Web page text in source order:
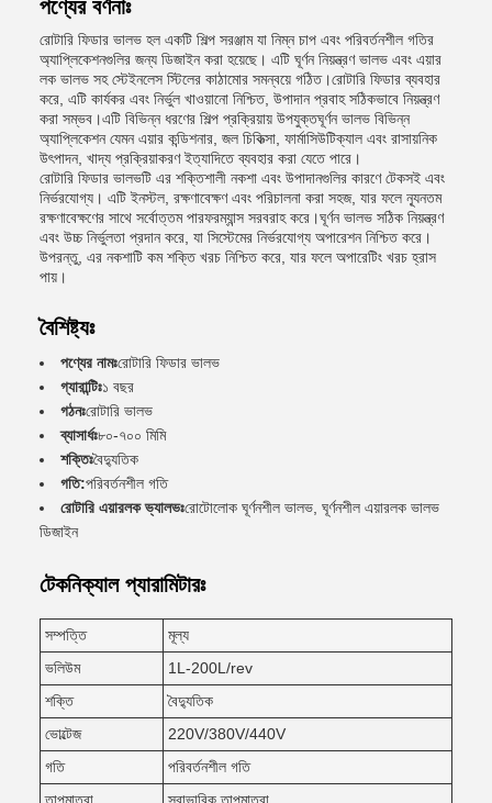
পণ্যের বর্ণনাঃ
রোটারি ফিডার ভালভ হল একটি শিল্প সরঞ্জাম যা নিম্ন চাপ এবং পরিবর্তনশীল গতির
অ্যাপ্লিকেশনগুলির জন্য ডিজাইন করা হয়েছে। এটি ঘূর্ণন নিয়ন্ত্রণ ভালভ এবং এয়ার
লক ভালভ সহ স্টেইনলেস স্টিলের কাঠামোর সমন্বয়ে গঠিত।রোটারি ফিডার ব্যবহার
করে, এটি কার্যকর এবং নির্ভুল খাওয়ানো নিশ্চিত, উপাদান প্রবাহ সঠিকভাবে নিয়ন্ত্রণ
করা সম্ভব।এটি বিভিন্ন ধরণের শিল্প প্রক্রিয়ায় উপযুক্তঘূর্ণন ভালভ বিভিন্ন
অ্যাপ্লিকেশন যেমন এয়ার কন্ডিশনার, জল চিকিত্সা, ফার্মাসিউটিক্যাল এবং রাসায়নিক
উৎপাদন, খাদ্য প্রক্রিয়াকরণ ইত্যাদিতে ব্যবহার করা যেতে পারে।
রোটারি ফিডার ভালভটি এর শক্তিশালী নকশা এবং উপাদানগুলির কারণে টেকসই এবং
নির্ভরযোগ্য। এটি ইনস্টল, রক্ষণাবেক্ষণ এবং পরিচালনা করা সহজ, যার ফলে ন্যূনতম
রক্ষণাবেক্ষণের সাথে সর্বোত্তম পারফরম্যান্স সরবরাহ করে।ঘূর্ণন ভালভ সঠিক নিয়ন্ত্রণ
এবং উচ্চ নির্ভুলতা প্রদান করে, যা সিস্টেমের নির্ভরযোগ্য অপারেশন নিশ্চিত করে।
উপরন্তু, এর নকশাটি কম শক্তি খরচ নিশ্চিত করে, যার ফলে অপারেটিং খরচ হ্রাস
পায়।
বৈশিষ্ট্যঃ
পণ্যের নামঃরোটারি ফিডার ভালভ
গ্যারান্টিঃ১ বছর
গঠনঃরোটারি ভালভ
ব্যাসার্ধঃ৮০-৭০০ মিমি
শক্তিঃবৈদ্যুতিক
গতি:পরিবর্তনশীল গতি
রোটারি এয়ারলক ভ্যালভঃরোটোলোক ঘূর্ণনশীল ভালভ, ঘূর্ণনশীল এয়ারলক ভালভ
ডিজাইন
টেকনিক্যাল প্যারামিটারঃ
সম্পত্তি
মূল্য
ভলিউম
1L-200L/rev
শক্তি
বৈদ্যুতিক
ভোল্টেজ
220V/380V/440V
গতি
পরিবর্তনশীল গতি